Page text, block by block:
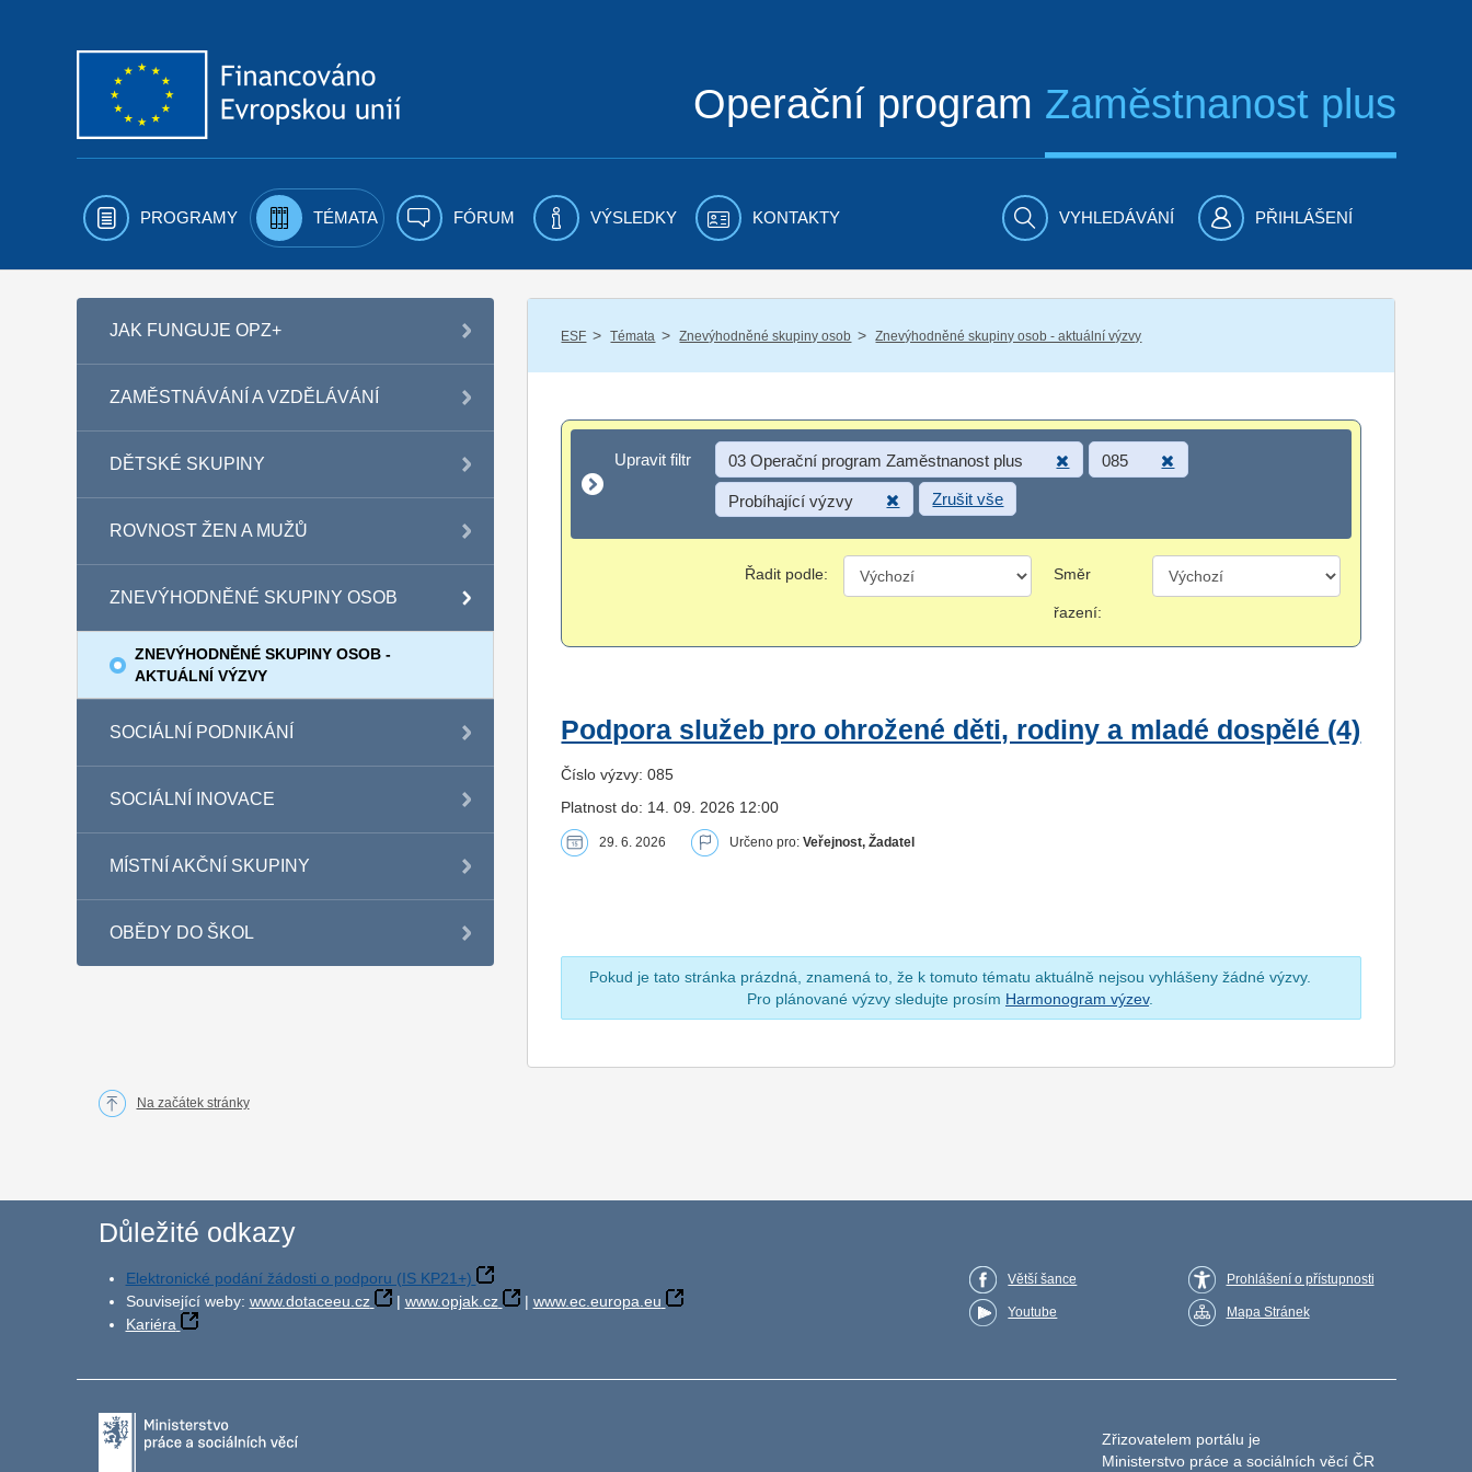
Operační program Zaměstnanost plus
PROGRAMY TÉMATA FÓRUM VÝSLEDKY KONTAKTY VYHLEDÁVÁNÍ PŘIHLÁŠENÍ
JAK FUNGUJE OPZ+
ZAMĚSTNÁVÁNÍ A VZDĚLÁVÁNÍ
DĚTSKÉ SKUPINY
ROVNOST ŽEN A MUŽŮ
ZNEVÝHODNĚNÉ SKUPINY OSOB
ZNEVÝHODNĚNÉ SKUPINY OSOB -
AKTUÁLNÍ VÝZVY
SOCIÁLNÍ PODNIKÁNÍ
SOCIÁLNÍ INOVACE
MÍSTNÍ AKČNÍ SKUPINY
OBĚDY DO ŠKOL
ESF / Témata / Znevýhodněné skupiny osob / Znevýhodněné skupiny osob - aktuální výzvy
Upravit filtr
Upravit filtr 03 Operační program Zaměstnanost plus 085
Probíhající výzvy Zrušit vše
Řadit podle: Směr
řazení:
Podpora služeb pro ohrožené děti, rodiny a mladé dospělé (4)
Číslo výzvy: 085
Platnost do: 14. 09. 2026 12:00
29. 6. 2026 Určeno pro:Veřejnost, Žadatel
Pokud je tato stránka prázdná, znamená to, že k tomuto tématu aktuálně nejsou vyhlášeny žádné výzvy.
Pro plánované výzvy sledujte prosím Harmonogram výzev.
Na začátek stránky
Důležité odkazy
Elektronické podání žádosti o podporu (IS KP21+)
Související weby: www.dotaceeu.cz | www.opjak.cz | www.ec.europa.eu
Kariéra
Větší šance
Youtube
Prohlášení o přístupnosti
Mapa Stránek
Zřizovatelem portálu je
Ministerstvo práce a sociálních věcí ČR